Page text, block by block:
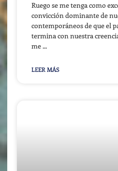
Ruego se me tenga como
convicción dominante de
contemporáneos de que el
termina con nuestra
me
LEER MÁS